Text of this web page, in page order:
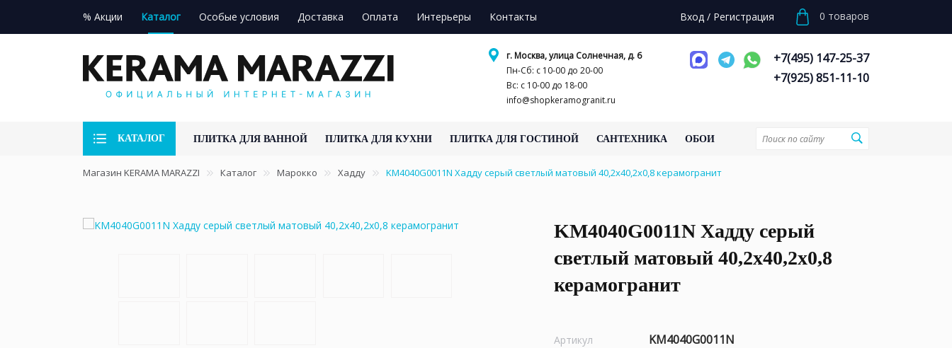
% Акции Каталог Особые условия Доставка Оплата Интерьеры Контакты Вход / Регистрация 0 товаров
г. Москва, улица Солнечная, д. 6
Пн-Сб: с 10-00 до 20-00
Вс: с 10-00 до 18-00
info@shopkeramogranit.ru
+7(495) 147-25-37
+7(925) 851-11-10
КАТАЛОГ ПЛИТКА ДЛЯ ВАННОЙ ПЛИТКА ДЛЯ КУХНИ ПЛИТКА ДЛЯ ГОСТИНОЙ САНТЕХНИКА ОБОИ
Магазин KERAMA MARAZZI Каталог Марокко Хадду KM4040G0011N Хадду серый светлый матовый 40,2x40,2x0,8 керамогранит
KM4040G0011N Хадду серый
светлый матовый 40,2x40,2x0,8
керамогранит
Артикул KM4040G0011N